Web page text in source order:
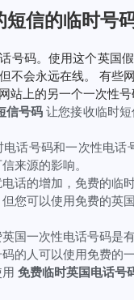
短信的临时号
号码。使用这个英国
不会永远在线。 有些
站上的另一个一次性
信号码让您接收临时
话号码和一次性电
来源的影响。
话的增加，免费的临
您可以使用免费的英
国一次性电话号码是
的人可以使用免费的
免费临时英国电话